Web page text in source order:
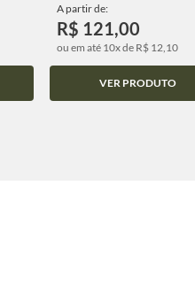
A partir de:
R$ 121,00
ou em até 10x de R$ 12,10
VER PRODUTO